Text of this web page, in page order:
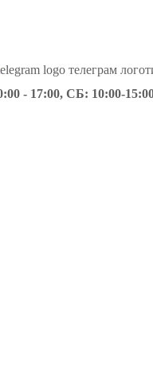
- 17:00, СБ: 10:00-